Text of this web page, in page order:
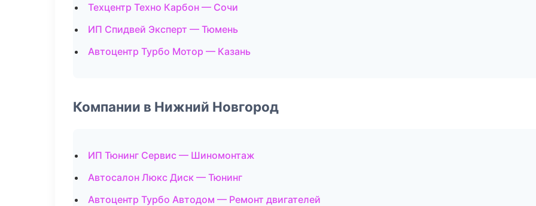
Техцентр Техно Карбон — Сочи
ИП Спидвей Эксперт — Тюмень
Автоцентр Турбо Мотор — Казань
Компании в Нижний Новгород
ИП Тюнинг Сервис — Шиномонтаж
Автосалон Люкс Диск — Тюнинг
Автоцентр Турбо Автодом — Ремонт двигателей